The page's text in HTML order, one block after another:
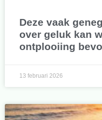
Deze vaak
over geluk kan
ontplooiing
13 februari 2026